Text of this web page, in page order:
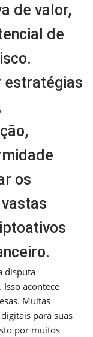
de valor,
de
estratégias
os
disputa
Isso acontece
Muitas
para suas
por muitos